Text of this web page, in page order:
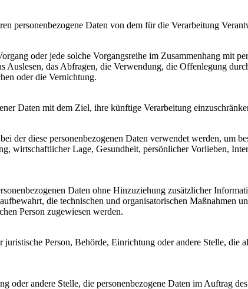
personenbezogene Daten von dem für die Verarbeitung
oder jede solche Vorgangsreihe im Zusammenhang mit
Auslesen, das Abfragen, die Verwendung, die Offenlegung
oder die Vernichtung.
Daten mit dem Ziel, ihre künftige Verarbeitung
der diese personenbezogenen Daten verwendet werden, um
wirtschaftlicher Lage, Gesundheit, persönlicher Vorlieben,
Daten ohne Hinzuziehung zusätzlicher
die technischen und organisatorischen Maßnahmen
Person zugewiesen werden.
Person, Behörde, Einrichtung oder andere Stelle, die
oder andere Stelle, die personenbezogene Daten im Auftrag